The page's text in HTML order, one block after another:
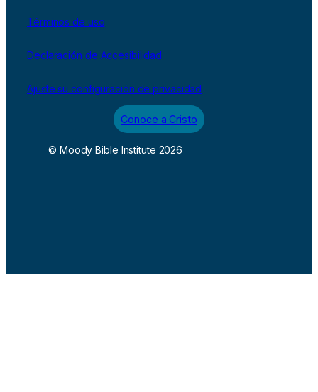
Términos de uso
Declaración de Accesibilidad
Ajuste su configuración de privacidad
Conoce a Cristo
© Moody Bible Institute 2026